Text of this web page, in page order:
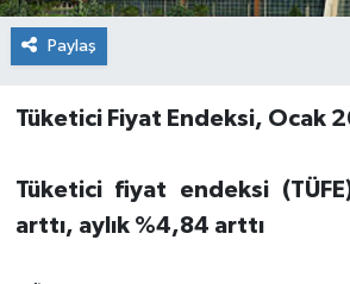
Paylaş
Tüketici Fiyat Endeksi, Ocak
Tüketici fiyat endeksi
arttı, aylık %4,84 arttı